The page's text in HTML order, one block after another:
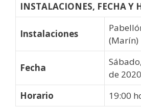
INSTALACIONES, FECHA Y
Instalaciones
(Marín)
Fecha
de 2020
Horario
19:00